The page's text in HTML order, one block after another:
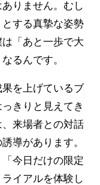
りません。むし
する真摯な姿勢
「あと一歩で大
るんです。
を上げているブ
きりと見えてき
来場者との対話
導があります。
今日だけの限定
イアルを体験し